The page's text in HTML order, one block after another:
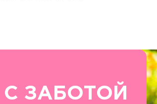
С ЗАБОТОЙ